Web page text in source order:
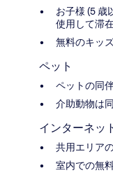
お子様 (5 歳
使用して滞
無料のキッ
ペット
ペットの同
介助動物は
インターネッ
共用エリア
室内での無